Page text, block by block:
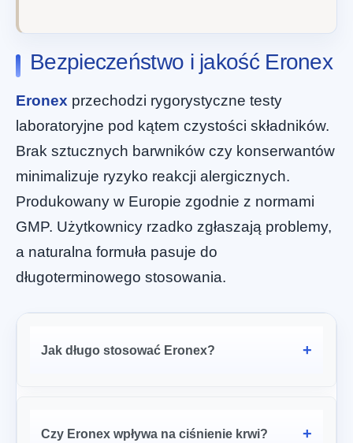
Bezpieczeństwo i jakość Eronex
Eronex przechodzi rygorystyczne testy
laboratoryjne pod kątem czystości składników.
Brak sztucznych barwników czy konserwantów
minimalizuje ryzyko reakcji alergicznych.
Produkowany w Europie zgodnie z normami
GMP. Użytkownicy rzadko zgłaszają problemy,
a naturalna formuła pasuje do
długoterminowego stosowania.
Jak długo stosować Eronex?
Czy Eronex wpływa na ciśnienie krwi?